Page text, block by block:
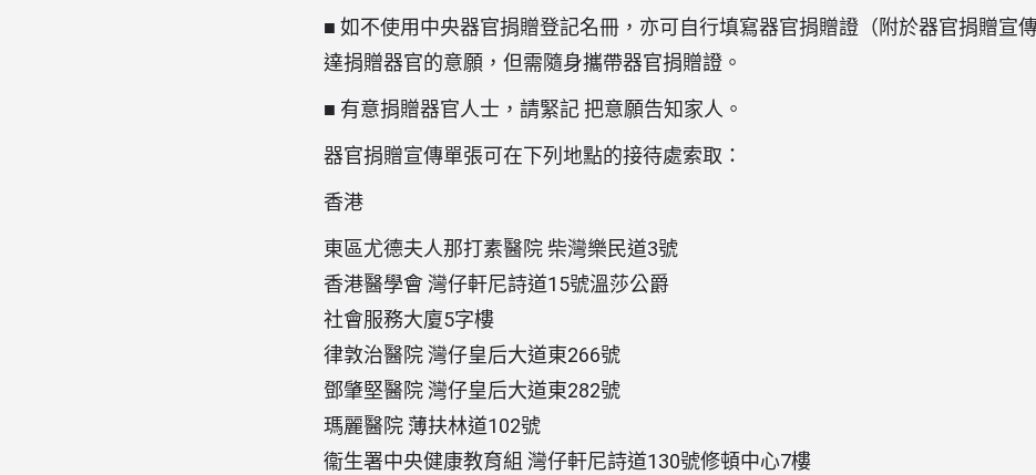
■ 如不使用中央器官捐贈登記名冊，亦可自行填寫器官捐贈證（附於器官捐贈宣
達捐贈器官的意願，但需隨身攜帶器官捐贈證。
■ 有意捐贈器官人士，請緊記 把意願告知家人。
器官捐贈宣傳單張可在下列地點的接待處索取：
香港
東區尤德夫人那打素醫院 柴灣樂民道3號
香港醫學會 灣仔軒尼詩道15號溫莎公爵
社會服務大廈5字樓
律敦治醫院 灣仔皇后大道東266號
鄧肇堅醫院 灣仔皇后大道東282號
瑪麗醫院 薄扶林道102號
衞生署中央健康教育組 灣仔軒尼詩道130號修頓中心7樓